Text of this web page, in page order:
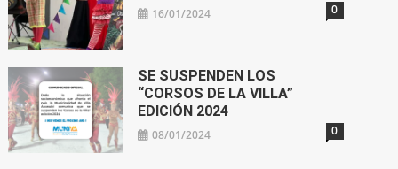
16/01/2024 0
SE SUSPENDEN LOS
“CORSOS DE LA VILLA”
EDICIÓN 2024
08/01/2024 0